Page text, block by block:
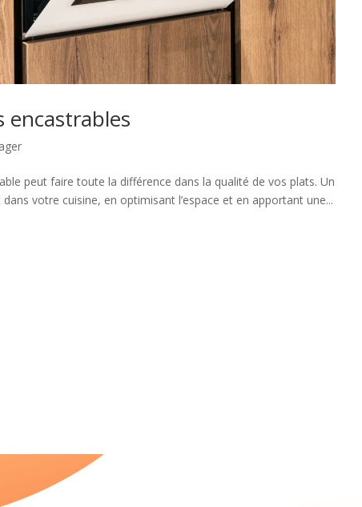
peut faire toute la différence dans la qualité de vos plats. Un
votre cuisine, en optimisant l’espace et en apportant une...